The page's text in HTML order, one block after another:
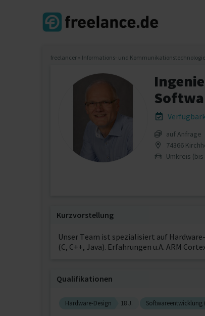
freelancer » Informations- und Kommunikationstechnologie
auf Anfrage
74366
Umkreis (bis
Kurzvorstellung
Unser Team ist spezialisiert auf
(C, C++, Java). Erfahrungen u.A. ARM
Qualifikationen
Hardware-Design 18 J. Softwareentwicklung